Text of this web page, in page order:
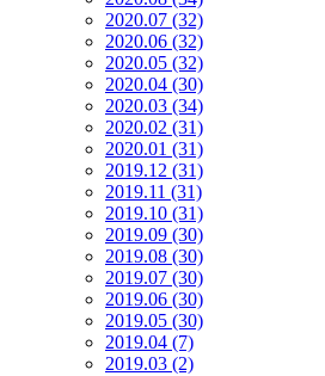
2020.07 (32)
2020.06 (32)
2020.05 (32)
2020.04 (30)
2020.03 (34)
2020.02 (31)
2020.01 (31)
2019.12 (31)
2019.11 (31)
2019.10 (31)
2019.09 (30)
2019.08 (30)
2019.07 (30)
2019.06 (30)
2019.05 (30)
2019.04 (7)
2019.03 (2)